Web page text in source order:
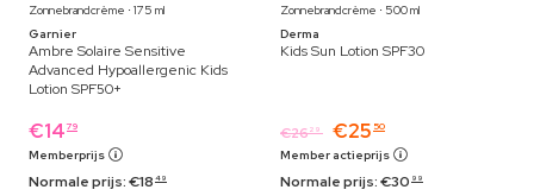
Zonnebrandcrème ⋅ 175 ml
Garnier
Ambre Solaire Sensitive
Advanced Hypoallergenic Kids
Lotion SPF50+
€14 79
Memberprijs
Normale prijs:€18 49
Zonnebrandcrème ⋅ 500 ml
Derma
Kids Sun Lotion SPF30
€2629 €25 50
Member actieprijs
Normale prijs:€30 99